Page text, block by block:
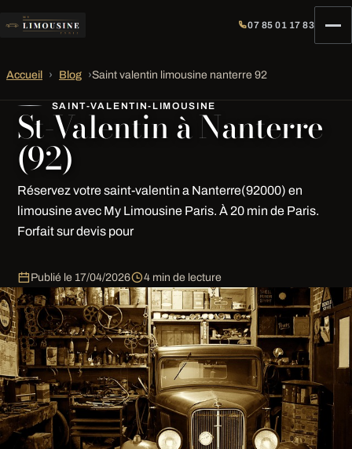
07 85 01 17 83
Accueil › Blog ›Saint valentin limousine nanterre 92
SAINT-VALENTIN-LIMOUSINE
St-Valentin à Nanterre
(92)
Réservez votre saint-valentin a Nanterre(92000) en
limousine avec My Limousine Paris. À 20 min de Paris.
Forfait sur devis pour
Publié le 17/04/2026 4 min de lecture